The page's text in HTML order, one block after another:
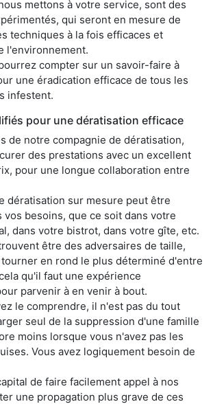
mettons à votre service, sont des
qui seront en mesure de
techniques à la fois efficaces et
l'environnement.
compter sur un savoir-faire à
une éradication efficace de tous les
infestent.
pour une dératisation efficace
de notre compagnie de dératisation,
des prestations avec un excellent
pour une longue collaboration entre
dératisation sur mesure peut être
vos besoins, que ce soit dans votre
dans votre bistrot, dans votre gîte, etc.
être des adversaires de taille,
en rond le plus déterminé d'entre
qu'il faut une expérience
parvenir à en venir à bout.
le comprendre, il n'est pas du tout
seul de la suppression d'une famille
moins lorsque vous n'avez pas les
Vous avez logiquement besoin de
de faire facilement appel à nos
une propagation plus grave de ces